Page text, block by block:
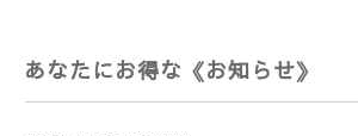
あなたにお得な《お知らせ》